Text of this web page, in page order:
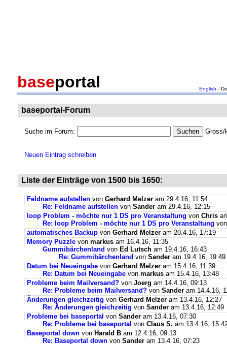
baseportal English -
baseportal-Forum
Suche im Forum: Gross/
Neuen Eintrag schreiben
Liste der Einträge von 1500 bis 1650:
Feldname aufstellen von Gerhard Melzer am 29.4.16, 11:54
Re: Feldname aufstellen von Sander am 29.4.16, 12:15
loop Problem - möchte nur 1 DS pro Veranstaltung von Chris
Re: loop Problem - möchte nur 1 DS pro Veranstaltung
automatisches Backup von Gerhard Melzer am 20.4.16, 17:19
Memory Puzzle von markus am 16.4.16, 11:35
Gummibärchenland von Ed Lutsch am 19.4.16, 16:43
Re: Gummibärchenland von Sander am 19.4.16, 19:49
Datum bei Neueingabe von Gerhard Melzer am 15.4.16, 11:39
Re: Datum bei Neueingabe von markus am 15.4.16, 13:48
Probleme beim Mailversand? von Joerg am 14.4.16, 09:13
Re: Probleme beim Mailversand? von Sander am 14.4.16,
Änderungen gleichzeitig von Gerhard Melzer am 13.4.16, 12:27
Re: Änderungen gleichzeitig von Sander am 13.4.16, 12:49
Probleme bei baseportal von Sander am 13.4.16, 07:30
Re: Probleme bei baseportal von Claus S. am 13.4.16,
Baseportal down von Harald B am 12.4.16, 09:13
Re: Baseportal down von Sander am 13.4.16, 07:23